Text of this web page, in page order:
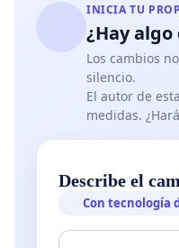
INICIA TU
¿Hay
Los cambios
silencio.
El autor de
medidas.
Describe el
Con tecnología